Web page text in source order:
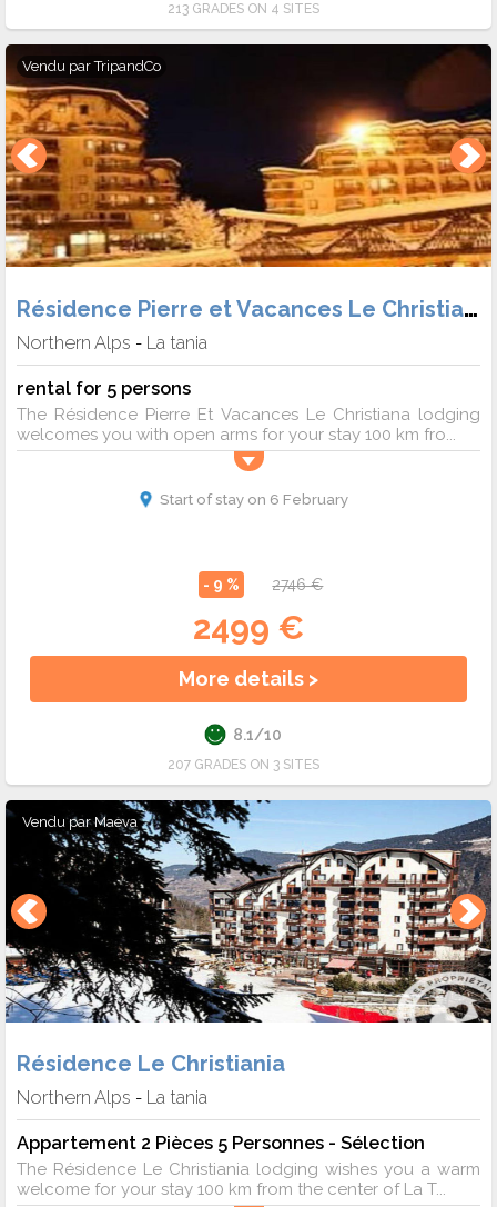
213 GRADES ON 4 SITES
Vendu parTripandCo
Résidence Pierre et Vacances Le Christiana
Northern Alps - La tania
rental for 5 persons
The Résidence Pierre Et Vacances Le Christiana lodging
welcomes you with open arms for your stay 100 km fro...
Start of stay on 6 February
- 9 % 2746 €
2499 €
More details >
8.1/10
207 GRADES ON 3 SITES
Vendu parMaeva
Résidence Le Christiania
Northern Alps - La tania
Appartement 2 Pièces 5 Personnes - Sélection
The Résidence Le Christiania lodging wishes you a warm
welcome for your stay 100 km from the center of La T...